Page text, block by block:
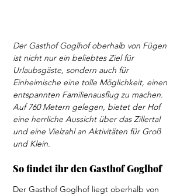
Der Gasthof Goglhof oberhalb von Fügen
ist nicht nur ein beliebtes Ziel für
Urlaubsgäste, sondern auch für
Einheimische eine tolle Möglichkeit, einen
entspannten Familienausflug zu machen.
Auf 760 Metern gelegen, bietet der Hof
eine herrliche Aussicht über das Zillertal
und eine Vielzahl an Aktivitäten für Groß
und Klein.
So findet ihr den Gasthof Goglhof
Der Gasthof Goglhof liegt oberhalb von